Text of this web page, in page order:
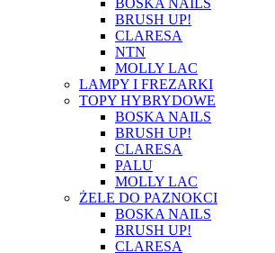
BRUSH UP!
CLARESA
NTN
MOLLY LAC
LAMPY I FREZARKI
TOPY HYBRYDOWE
BOSKA NAILS
BRUSH UP!
CLARESA
PALU
MOLLY LAC
ŻELE DO PAZNOKCI
BOSKA NAILS
BRUSH UP!
CLARESA